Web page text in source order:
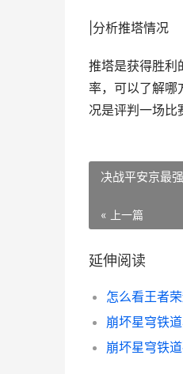
|分析推塔情况
推塔是获得胜利
率，可以了解哪
况是评判一场比
决战平安京最
« 上一篇
延伸阅读
怎么看王者